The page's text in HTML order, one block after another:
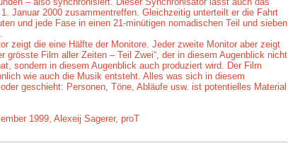
Januar 2000 zusammentreffen. Gleichzeitig unterteilt er die Fahrt
und jede Fase in einen 21-minütigen nomadischen Teil und sieben
zeigt die eine Hälfte der Monitore. Jeder zweite Monitor aber zeigt
grösste Film aller Zeiten – Teil Zwei“, der in diesem Augenblick nicht
sondern in diesem Augenblick auch produziert wird. Der Film
wie auch die Musik entsteht. Alles was sich in diesem
geschieht: Personen, Töne, Abläufe usw. ist potentielles Material
1999, Alexeij Sagerer, proT